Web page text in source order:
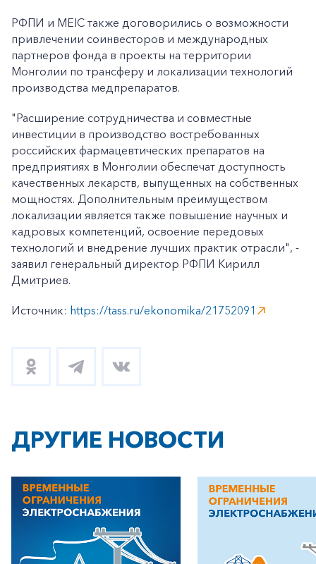
+7-800-700-24-57
Частным клиентам
РФПИ и MEIC также договорились о возможности
привлечении соинвесторов и международных
партнеров фонда в проекты на территории
Монголии по трансферу и локализации технологий
производства медпрепаратов.
"Расширение сотрудничества и совместные
инвестиции в производство востребованных
российских фармацевтических препаратов на
предприятиях в Монголии обеспечат доступность
качественных лекарств, выпущенных на собственных
мощностях. Дополнительным преимуществом
локализации является также повышение научных и
кадровых компетенций, освоение передовых
технологий и внедрение лучших практик отрасли", -
заявил генеральный директор РФПИ Кирилл
Дмитриев.
Источник: https://tass.ru/ekonomika/21752091
ДРУГИЕ НОВОСТИ